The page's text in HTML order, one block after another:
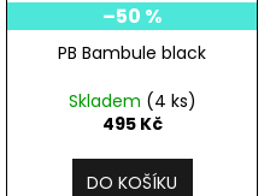
–50 %
PB Bambule black
Skladem (4 ks)
495 Kč
DO KOŠÍKU